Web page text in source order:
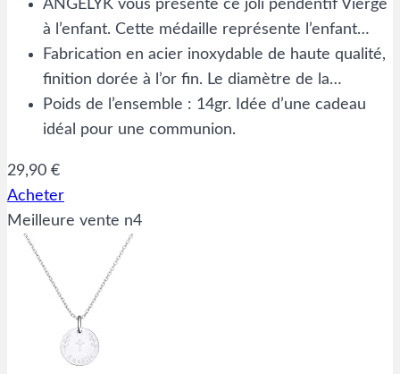
ANGELYK vous présente ce joli pendentif Vierge
à l’enfant. Cette médaille représente l’enfant…
Fabrication en acier inoxydable de haute qualité,
finition dorée à l’or fin. Le diamètre de la…
Poids de l’ensemble : 14gr. Idée d’une cadeau
idéal pour une communion.
29,90 €
Acheter
Meilleure vente n4